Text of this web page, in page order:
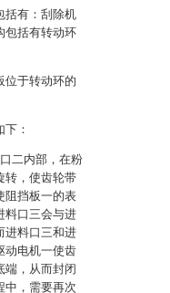
括有：刮除机
包括有转动环
位于转动环的
：
二内部，在粉
转，使齿轮带
阻挡板一的表
料口三会与进
进料口三和进
动电机一使齿
端，从而封闭
中，需要再次